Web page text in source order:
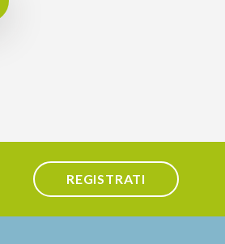
REGISTRATI